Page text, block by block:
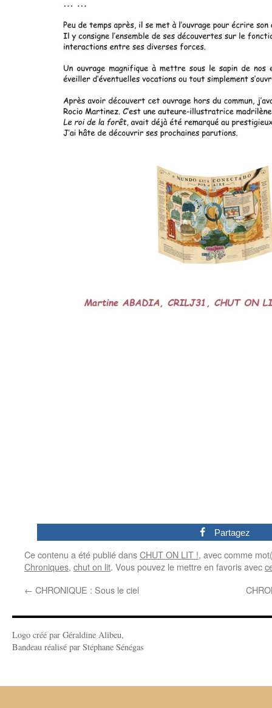
Partagez
Ce contenu a été publié dansCHUT ON LIT !, avec comme
Chroniques, chut on lit. Vous pouvez le mettre en favoris avec
← CHRONIQUE : Sous le ciel
Logo créé par Géraldine Alibeu,
Bandeau réalisé par Stéphane Sénégas